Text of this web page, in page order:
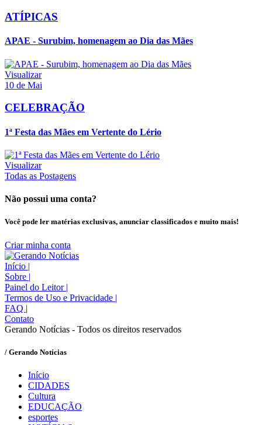
ATÍPICAS
APAE - Surubim, homenagem ao Dia das Mães
Visualizar
10 de Mai
CELEBRAÇÃO
1ª Festa das Mães em Vertente do Lério
Visualizar
Todas as Postagens
Não possui uma conta?
Você pode ler matérias exclusivas, anunciar classificados e muito mais!
Criar minha conta
Início |
Sobre |
Painel do Leitor |
Termos de Uso e Privacidade |
FAQ |
Contato
Gerando Notícias - Todos os direitos reservados
/ Gerando Notícias
Início
CIDADES
Cultura
EDUCAÇÃO
esportes